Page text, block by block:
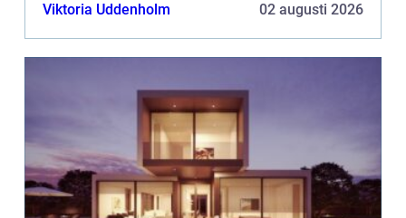
Viktoria Uddenholm 02 augusti 2026